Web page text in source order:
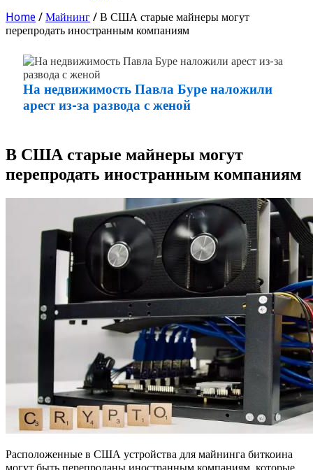
Home / Майнинг / В США старые майнеры могут
перепродать иностранным компаниям
На недвижимость Павла Буре наложили
арест из-за развода с женой
В США старые майнеры могут
перепродать иностранным компаниям
Расположенные в США устройства для майнинга биткоина
могут быть перепроданы иностранным компаниям, которые